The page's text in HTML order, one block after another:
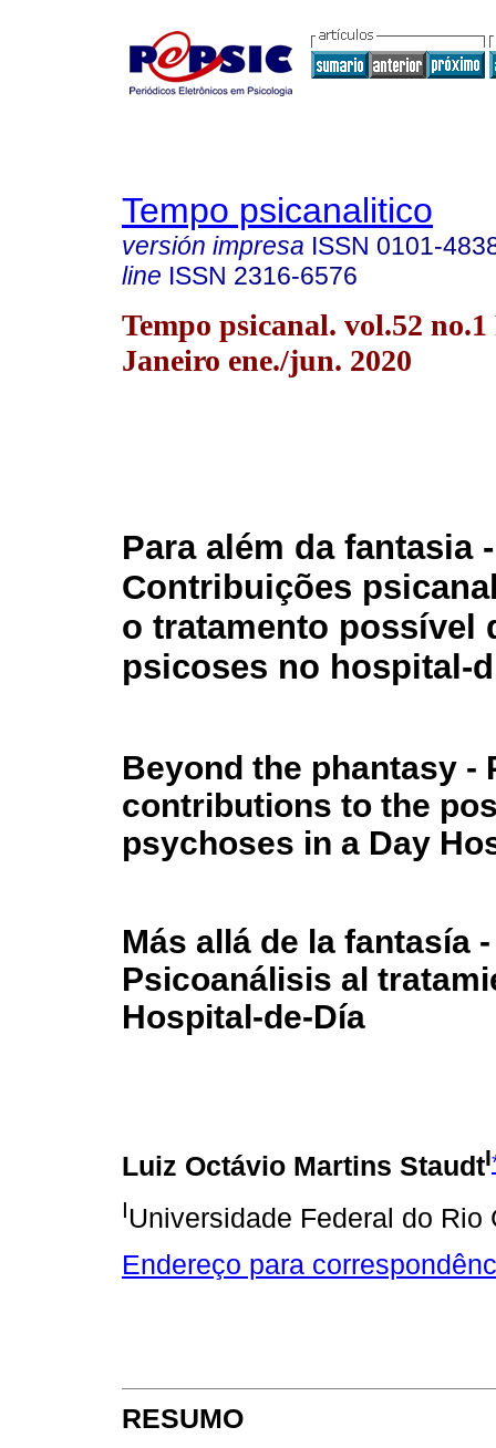
Tempo psicanalitico
versión impresa ISSN 0101-
line ISSN 2316-6576
Tempo psicanal. vol.52 no.1
Janeiro ene./jun. 2020
Para além da fantasia -
Contribuições
o tratamento possível
psicoses no hospital-
Beyond the phantasy -
contributions to the
psychoses in a Day
Más allá de la fantasía
Psicoanálisis al
Hospital-de-Día
Luiz Octávio Martins StaudtI
IUniversidade Federal do
Endereço para
RESUMO